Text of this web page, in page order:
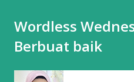
Wordless
Berbuat baik